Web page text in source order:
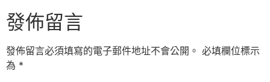
發佈留言
發佈留言必須填寫的電子郵件地址不會公開。 必填欄位標示
為 *